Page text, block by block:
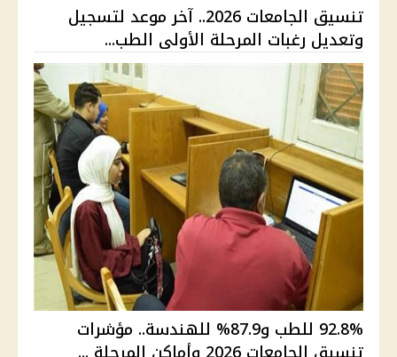
تنسيق الجامعات 2026.. آخر موعد لتسجيل
وتعديل رغبات المرحلة الأولى الطب...
92.8% للطب و87.9% للهندسة.. مؤشرات